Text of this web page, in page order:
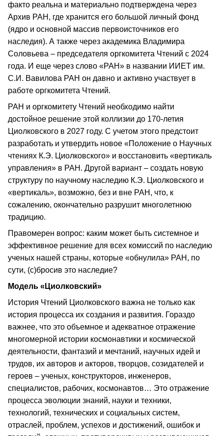
факто реальна и материально подтверждена через
Архив РАН, где хранится его большой личный фонд
(ядро и основной массив первоисточников его
наследия). А также через академика Владимира
Соловьева – председателя оргкомитета Чтений с 2024
года. И еще через слово «РАН» в названии ИИЕТ им.
С.И. Вавилова РАН он давно и активно участвует в
работе оргкомитета Чтений.
РАН и оргкомитету Чтений необходимо найти
достойное решение этой коллизии до 170-летия
Циолковского в 2027 году. С учетом этого предстоит
разработать и утвердить новое «Положение о Научных
чтениях К.Э. Циолковского» и восстановить «вертикаль
управления» в РАН. Другой вариант – создать новую
структуру по научному наследию К.Э. Циолковского и
«вертикаль», возможно, без и вне РАН, что, к
сожалению, окончательно разрушит многолетнюю
традицию.
Правомерен вопрос: каким может быть системное и
эффективное решение для всех комиссий по наследию
ученых нашей страны, которые «обнулила» РАН, по
сути, (с)бросив это наследие?
Модель «Циолковский»
История Чтений Циолковского важна не только как
история процесса их создания и развития. Гораздо
важнее, что это объемное и адекватное отражение
многомерной истории космонавтики и космической
деятельности, фантазий и мечтаний, научных идей и
трудов, их авторов и акторов, творцов, созидателей и
героев – ученых, конструкторов, инженеров,
специалистов, рабочих, космонавтов… Это отражение
процесса эволюции знаний, науки и техники,
технологий, технических и социальных систем,
отраслей, проблем, успехов и достижений, ошибок и